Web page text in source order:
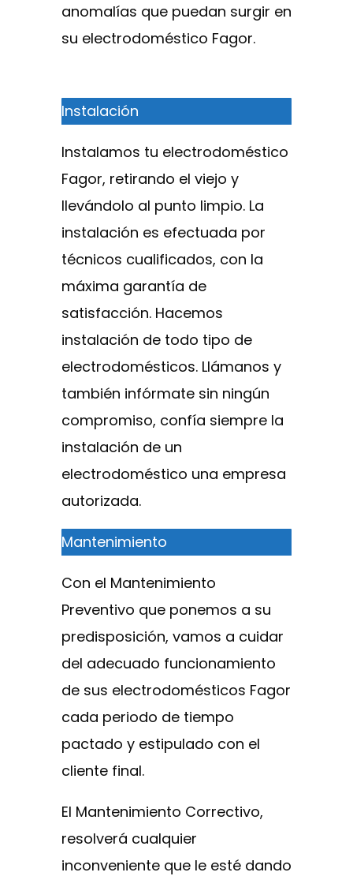
anomalías que puedan surgir en
su electrodoméstico Fagor.
Instalación
Instalamos tu electrodoméstico
Fagor, retirando el viejo y
llevándolo al punto limpio. La
instalación es efectuada por
técnicos cualificados, con la
máxima garantía de
satisfacción. Hacemos
instalación de todo tipo de
electrodomésticos. Llámanos y
también infórmate sin ningún
compromiso, confía siempre la
instalación de un
electrodoméstico una empresa
autorizada.
Mantenimiento
Con el Mantenimiento
Preventivo que ponemos a su
predisposición, vamos a cuidar
del adecuado funcionamiento
de sus electrodomésticos Fagor
cada periodo de tiempo
pactado y estipulado con el
cliente final.
El Mantenimiento Correctivo,
resolverá cualquier
inconveniente que le esté dando